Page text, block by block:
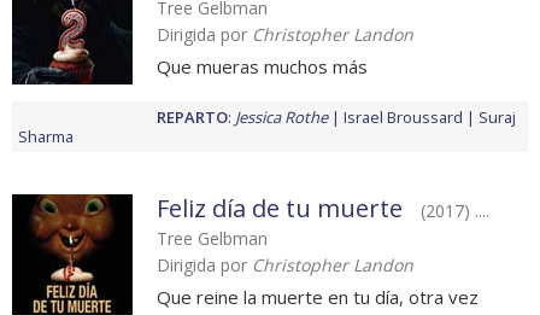
Tree Gelbman
Dirigida por Christopher Landon
Que mueras muchos más
REPARTO: Jessica Rothe Israel Broussard
Suraj
Sharma
Feliz día de tu muerte
(2017) ....
Tree Gelbman
Dirigida por Christopher Landon
Que reine la muerte en tu día, otra vez